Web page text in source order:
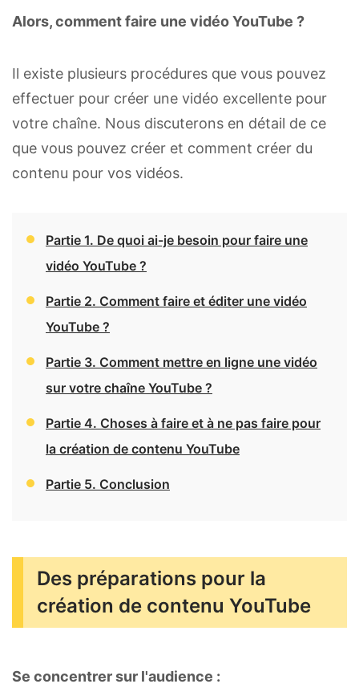
Alors, comment faire une vidéo YouTube ?
Il existe plusieurs procédures que vous pouvez
effectuer pour créer une vidéo excellente pour
votre chaîne. Nous discuterons en détail de ce
que vous pouvez créer et comment créer du
contenu pour vos vidéos.
Partie 1. De quoi ai-je besoin pour faire une
vidéo YouTube ?
Partie 2. Comment faire et éditer une vidéo
YouTube ?
Partie 3. Comment mettre en ligne une vidéo
sur votre chaîne YouTube ?
Partie 4. Choses à faire et à ne pas faire pour
la création de contenu YouTube
Partie 5. Conclusion
Des préparations pour la
création de contenu YouTube
Se concentrer sur l'audience :